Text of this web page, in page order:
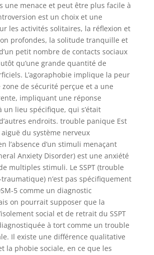
une menace et peut être plus facile à
est un choix et une
les activités solitaires, la réflexion et
profondes, la solitude tranquille et
petit nombre de contacts sociaux
qu’une grande quantité de
L’agoraphobie implique la peur
de sécurité perçue et a une
impliquant une réponse
un lieu spécifique, qui s’était
endroits. trouble panique Est
du système nerveux
l’absence d’un stimuli menaçant
Anxiety Disorder) est une anxiété
multiples stimuli. Le SSPT (trouble
n’est pas spécifiquement
5 comme un diagnostic
on pourrait supposer que la
social et de retrait du SSPT
à tort comme un trouble
Il existe une différence qualitative
la phobie sociale, en ce que les